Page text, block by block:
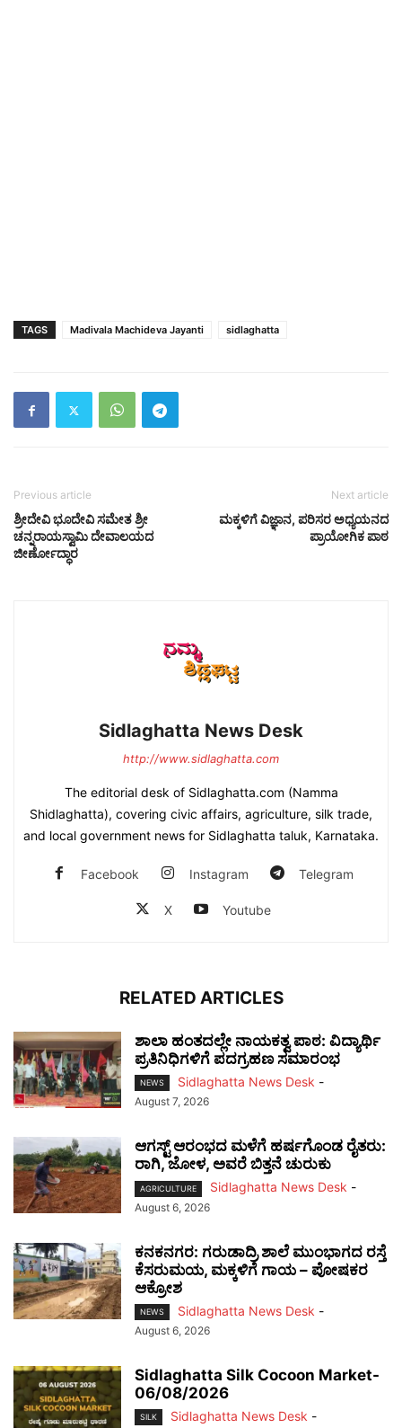
TAGS Madivala Machideva Jayanti sidlaghatta
Previous article
ಶ್ರೀದೇವಿ ಭೂದೇವಿ ಸಮೇತ ಶ್ರೀ
ಚನ್ನರಾಯಸ್ವಾಮಿ ದೇವಾಲಯದ
ಜೀರ್ಣೋದ್ಧಾರ
Next article
ಮಕ್ಕಳಿಗೆ ವಿಜ್ಞಾನ, ಪರಿಸರ ಅಧ್ಯಯನದ
ಪ್ರಾಯೋಗಿಕ ಪಾಠ
Sidlaghatta News Desk
http://www.sidlaghatta.com
The editorial desk of Sidlaghatta.com (Namma
Shidlaghatta), covering civic affairs, agriculture, silk trade,
and local government news for Sidlaghatta taluk, Karnataka.
Facebook Instagram Telegram
X Youtube
RELATED ARTICLES
ಶಾಲಾ ಹಂತದಲ್ಲೇ ನಾಯಕತ್ವ ಪಾಠ: ವಿದ್ಯಾರ್ಥಿ
ಪ್ರತಿನಿಧಿಗಳಿಗೆ ಪದಗ್ರಹಣ ಸಮಾರಂಭ
NEWS Sidlaghatta News Desk -
August 7, 2026
ಆಗಸ್ಟ್ ಆರಂಭದ ಮಳೆಗೆ ಹರ್ಷಗೊಂಡ ರೈತರು:
ರಾಗಿ, ಜೋಳ, ಅವರೆ ಬಿತ್ತನೆ ಚುರುಕು
AGRICULTURE Sidlaghatta News Desk -
August 6, 2026
ಕನಕನಗರ: ಗರುಡಾದ್ರಿ ಶಾಲೆ ಮುಂಭಾಗದ ರಸ್ತೆ
ಕೆಸರುಮಯ, ಮಕ್ಕಳಿಗೆ ಗಾಯ – ಪೋಷಕರ
ಆಕ್ರೋಶ
NEWS Sidlaghatta News Desk -
August 6, 2026
Sidlaghatta Silk Cocoon Market-
06/08/2026
SILK Sidlaghatta News Desk -